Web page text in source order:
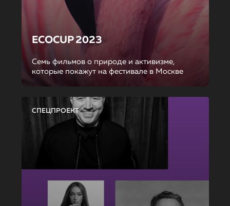
ECOCUP 2023
Семь фильмов о природе и активизме,
которые покажут на фестивале в Москве
СПЕЦПРОЕКТ